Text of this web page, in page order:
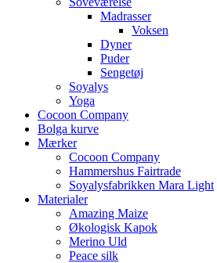
Madrasser
Voksen
Dyner
Puder
Sengetøj
Soyalys
Yoga
Cocoon Company
Bolga kurve
Mærker
Cocoon Company
Hammershus Fairtrade
Soyalysfabrikken Mara Light
Materialer
Amazing Maize
Økologisk Kapok
Merino Uld
Peace silk